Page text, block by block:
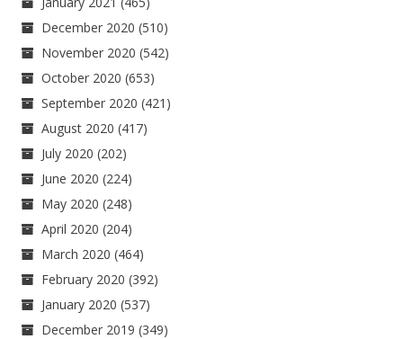
December 2020 (510)
November 2020 (542)
October 2020 (653)
September 2020 (421)
August 2020 (417)
July 2020 (202)
June 2020 (224)
May 2020 (248)
April 2020 (204)
March 2020 (464)
February 2020 (392)
January 2020 (537)
December 2019 (349)